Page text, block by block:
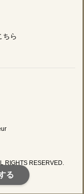
ちら
RIGHTS RESERVED.
る